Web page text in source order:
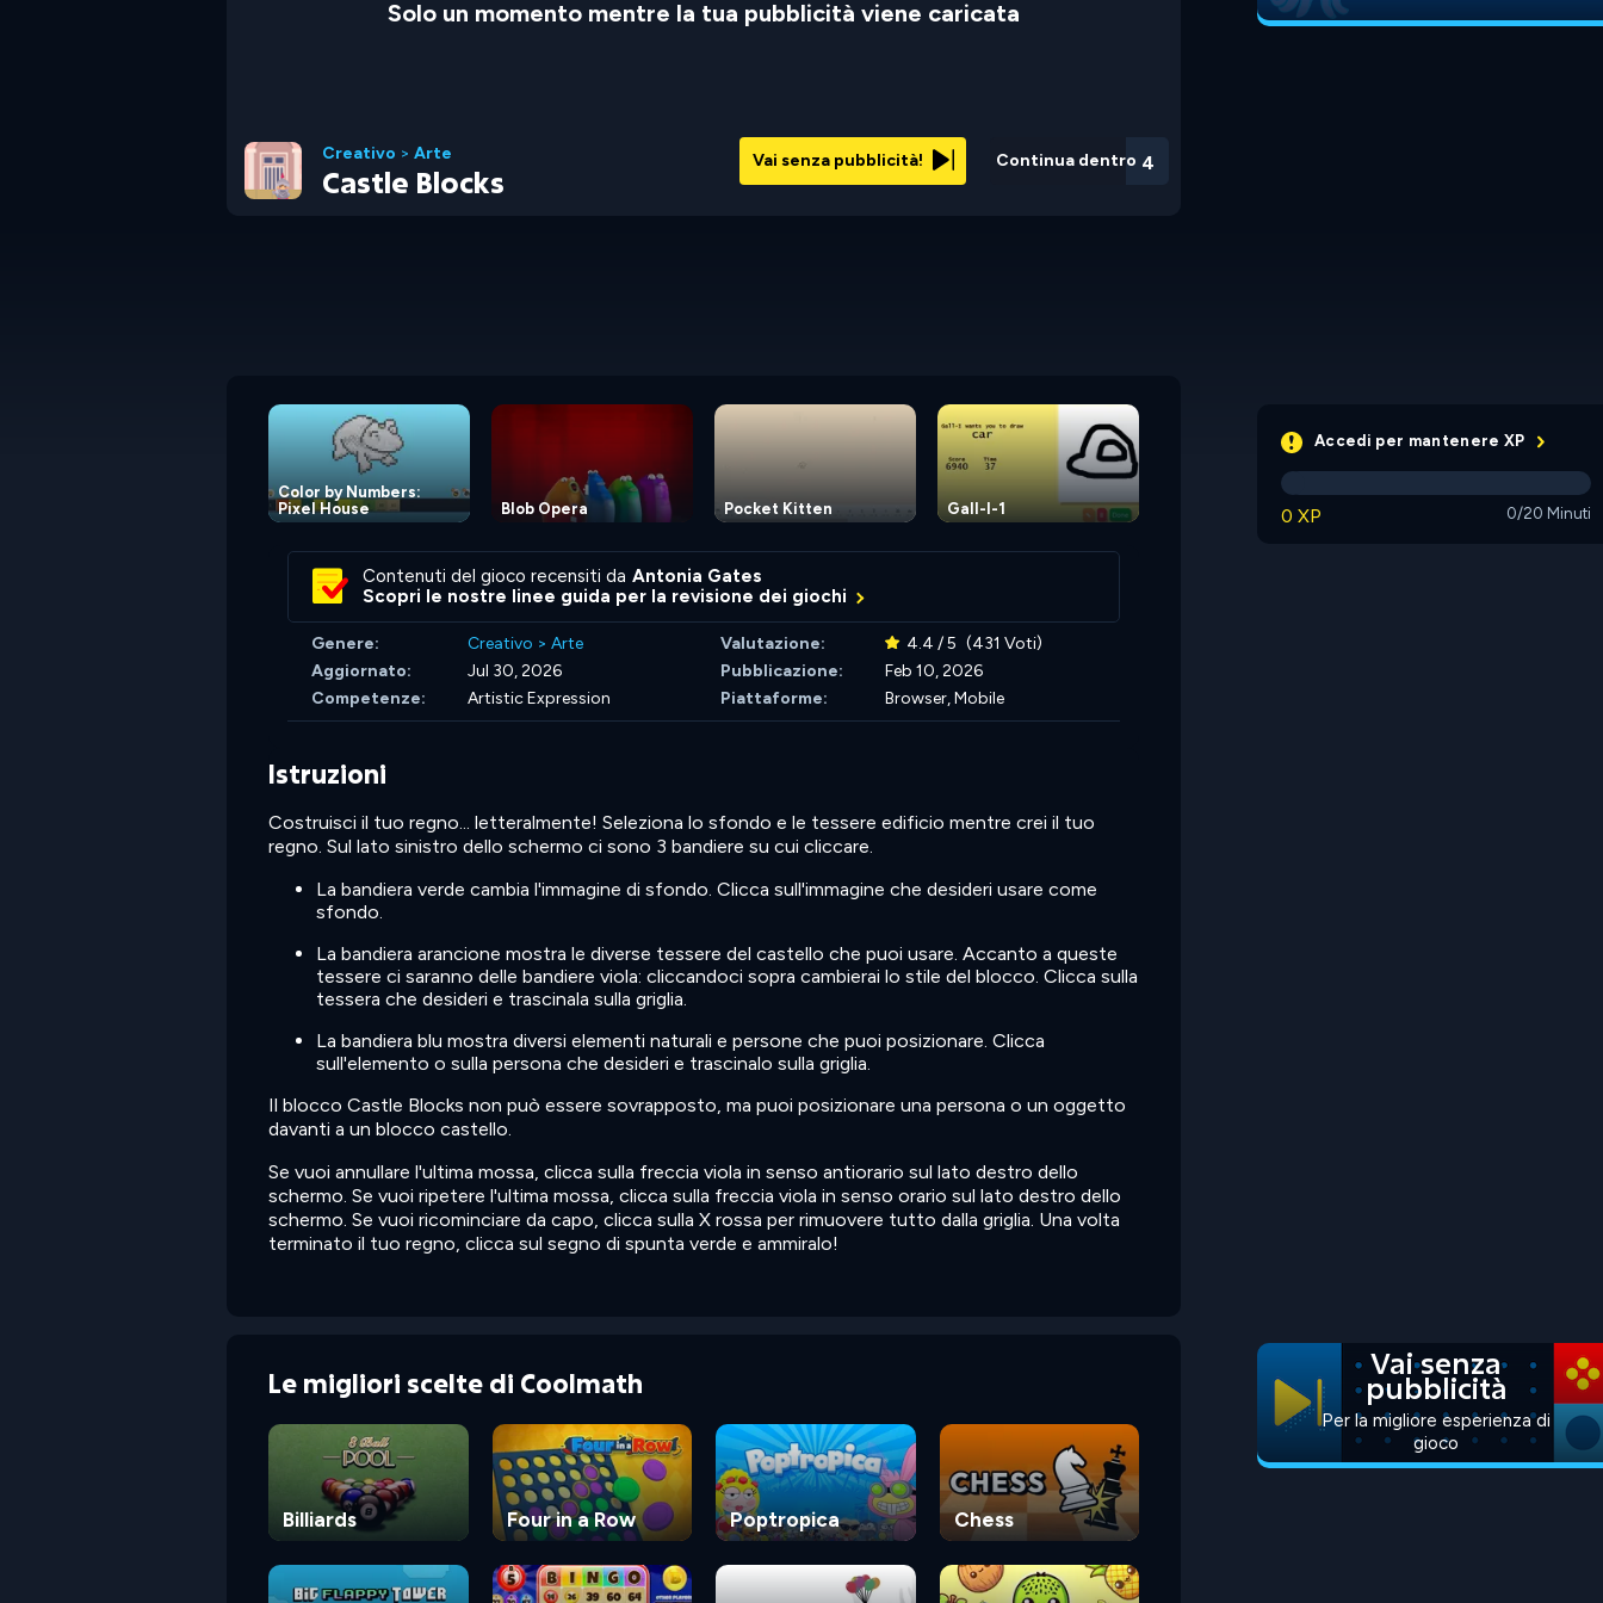
Solo un momento mentre la tua pubblicità viene caricata
Continua dentro 3
Vai senza pubblicità!
Creativo > Arte
Castle Blocks
Color by Numbers:
Pixel House
Blob Opera Pocket Kitten Gall-I-1
Contenuti del gioco recensiti da Antonia Gates
Scopri le nostre linee guida per la revisione dei giochi
Genere: Creativo > Arte Valutazione: 4.4 / 5 (431 Voti)
Aggiornato:
Jul 30, 2026 Pubblicazione:
Feb 10, 2026
Competenze:
Artistic Expression Piattaforme: Browser, Mobile
Istruzioni
Costruisci il tuo regno... letteralmente! Seleziona lo sfondo e le tessere edificio mentre crei il tuo
regno. Sul lato sinistro dello schermo ci sono 3 bandiere su cui cliccare.
La bandiera verde cambia l'immagine di sfondo. Clicca sull'immagine che desideri usare come
sfondo.
La bandiera arancione mostra le diverse tessere del castello che puoi usare. Accanto a queste
tessere ci saranno delle bandiere viola: cliccandoci sopra cambierai lo stile del blocco. Clicca sulla
tessera che desideri e trascinala sulla griglia.
La bandiera blu mostra diversi elementi naturali e persone che puoi posizionare. Clicca
sull'elemento o sulla persona che desideri e trascinalo sulla griglia.
Il blocco Castle Blocks non può essere sovrapposto, ma puoi posizionare una persona o un oggetto
davanti a un blocco castello.
Se vuoi annullare l'ultima mossa, clicca sulla freccia viola in senso antiorario sul lato destro dello
schermo. Se vuoi ripetere l'ultima mossa, clicca sulla freccia viola in senso orario sul lato destro dello
schermo. Se vuoi ricominciare da capo, clicca sulla X rossa per rimuovere tutto dalla griglia. Una volta
terminato il tuo regno, clicca sul segno di spunta verde e ammiralo!
Le migliori scelte di Coolmath
Billiards Four in a Row Poptropica Chess
Accedi per mantenere XP
0 XP 0/20 Minuti
Vai senza
pubblicità
Per la migliore esperienza di
gioco